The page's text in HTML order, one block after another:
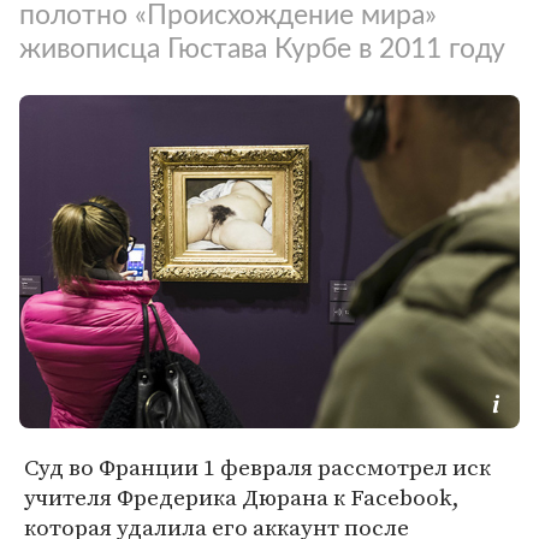
полотно «Происхождение мира»
живописца Гюстава Курбе в 2011 году
Суд во Франции 1 февраля рассмотрел иск
учителя Фредерика Дюрана к Facebook,
которая удалила его аккаунт после